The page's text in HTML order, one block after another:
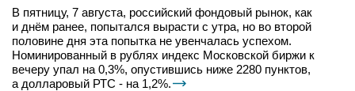
В пятницу, 7 августа, российский фондовый рынок, как
и днём ранее, попытался вырасти с утра, но во второй
половине дня эта попытка не увенчалась успехом.
Номинированный в рублях индекс Московской биржи к
вечеру упал на 0,3%, опустившись ниже 2280 пунктов,
а долларовый РТС - на 1,2%.